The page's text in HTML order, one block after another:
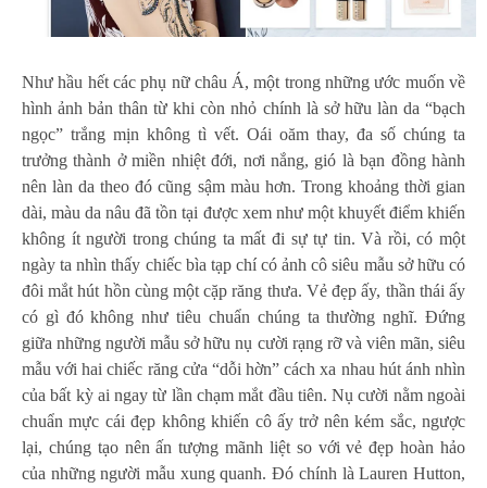
Như hầu hết các phụ nữ châu Á, một trong những ước muốn về
hình ảnh bản thân từ khi còn nhỏ chính là sở hữu làn da “bạch
ngọc” trắng mịn không tì vết. Oái oăm thay, đa số chúng ta
trưởng thành ở miền nhiệt đới, nơi nắng, gió là bạn đồng hành
nên làn da theo đó cũng sậm màu hơn. Trong khoảng thời gian
dài, màu da nâu đã tồn tại được xem như một khuyết điểm khiến
không ít người trong chúng ta mất đi sự tự tin. Và rồi, có một
ngày ta nhìn thấy chiếc bìa tạp chí có ảnh cô siêu mẫu sở hữu có
đôi mắt hút hồn cùng một cặp răng thưa. Vẻ đẹp ấy, thần thái ấy
có gì đó không như tiêu chuẩn chúng ta thường nghĩ. Đứng
giữa những người mẫu sở hữu nụ cười rạng rỡ và viên mãn, siêu
mẫu với hai chiếc răng cửa “dỗi hờn” cách xa nhau hút ánh nhìn
của bất kỳ ai ngay từ lần chạm mắt đầu tiên. Nụ cười nằm ngoài
chuẩn mực cái đẹp không khiến cô ấy trở nên kém sắc, ngược
lại, chúng tạo nên ấn tượng mãnh liệt so với vẻ đẹp hoàn hảo
của những người mẫu xung quanh. Đó chính là Lauren Hutton,